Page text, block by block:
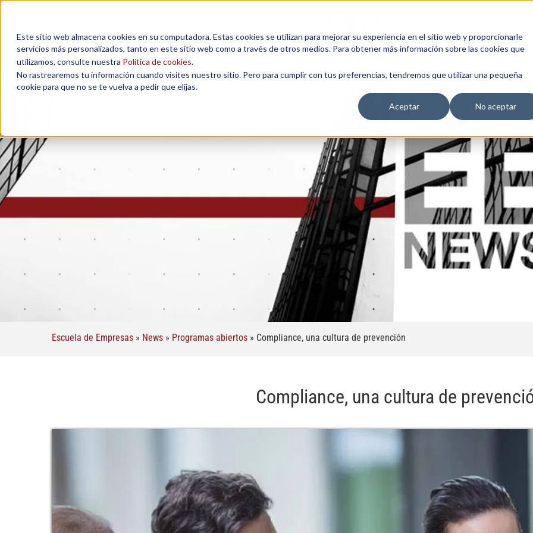
Este sitio web almacena cookies en su computadora. Estas cookies se utilizan para mejorar su experiencia en el sitio web y proporcionarle
servicios más personalizados, tanto en este sitio web como a través de otros medios. Para obtener más información sobre las cookies que
utilizamos, consulte nuestra Política de cookies.
No rastrearemos tu información cuando visites nuestro sitio. Pero para cumplir con tus preferencias, tendremos que utilizar una pequeña
cookie para que no se te vuelva a pedir que elijas.
Aceptar
No aceptar
Escuela de Empresas » News » Programas abiertos » Compliance, una cultura de prevención
Compliance, una cultura de